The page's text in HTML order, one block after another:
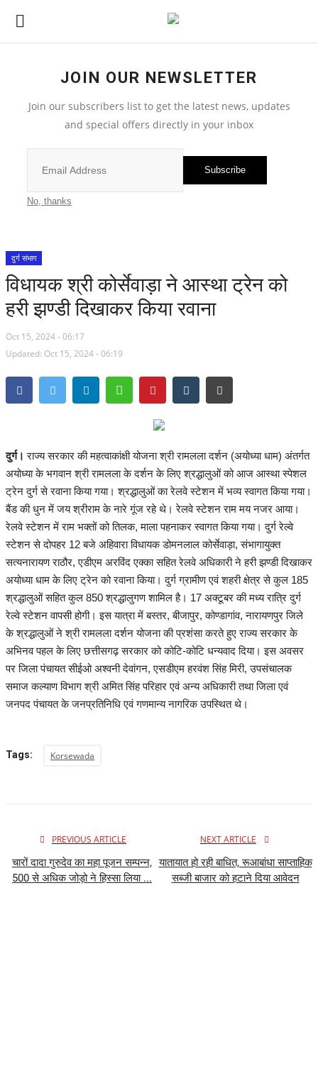
बिलासपुर संभाग
बस्तर संभाग
मध्यप्रदेश
देश
मनोरंजन
खेल
लाइफ स्टाइल
व्यापार
शिक्षा एवं रोजगार
धर्म एवं ज्योतिष
JOIN OUR NEWSLETTER
Join our subscribers list to get the latest news, updates
and special offers directly in your inbox
Subscribe
No, thanks
दुर्ग संभाग
विधायक श्री कोर्सेवाड़ा ने आस्था ट्रेन को
हरी झण्डी दिखाकर किया रवाना
Oct 15, 2024 - 06:17
Updated: Oct 15, 2024 - 06:19
दुर्ग। राज्य सरकार की महत्वाकांक्षी योजना श्री रामलला दर्शन (अयोध्या धाम) अंतर्गत
अयोध्या के भगवान श्री रामलला के दर्शन के लिए श्रद्धालुओं को आज आस्था स्पेशल
ट्रेन दुर्ग से रवाना किया गया। श्रद्धालुओं का रेलवे स्टेशन में भव्य स्वागत किया गया।
बैंड की धुन में जय श्रीराम के नारे गूंज रहे थे। रेलवे स्टेशन राम मय नजर आया।
रेलवे स्टेशन में राम भक्तों को तिलक, माला पहनाकर स्वागत किया गया। दुर्ग रेल्वे
स्टेशन से दोपहर 12 बजे अहिवारा विधायक डोमनलाल कोर्सेवाड़ा, संभागायुक्त
सत्यनारायण राठौर, एडीएम अरविंद एक्का सहित रेलवे अधिकारी ने हरी झण्डी दिखाकर
अयोध्या धाम के लिए ट्रेन को रवाना किया। दुर्ग ग्रामीण एवं शहरी क्षेत्र से कुल 185
श्रद्धालुओं सहित कुल 850 श्रद्धालुगण शामिल है। 17 अक्टूबर की मध्य रात्रि दुर्ग
रेल्वे स्टेशन वापसी होगी। इस यात्रा में बस्तर, बीजापुर, कोण्डागांव, नारायणपुर जिले
के श्रद्धालुओं ने श्री रामलला दर्शन योजना की प्रशंसा करते हुए राज्य सरकार के
अभिनव पहल के लिए छत्तीसगढ़ सरकार को कोटि-कोटि धन्यवाद दिया। इस अवसर
पर जिला पंचायत सीईओ अश्वनी देवांगन, एसडीएम हरवंश सिंह मिरी, उपसंचालक
समाज कल्याण विभाग श्री अमित सिंह परिहार एवं अन्य अधिकारी तथा जिला एवं
जनपद पंचायत के जनप्रतिनिधि एवं गणमान्य नागरिक उपस्थित थे।
Tags: Korsewada
PREVIOUS ARTICLE
चारों दादा गुरुदेव का महा पूजन सम्पन्न,
500 से अधिक जोड़ो ने हिस्सा लिया ...
NEXT ARTICLE
यातायात हो रही बाधित, रूआबांधा साप्ताहिक
सब्जी बाजार को हटाने दिया आवेदन